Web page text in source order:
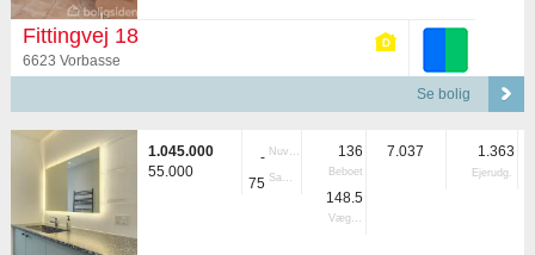
Fittingvej 18
6623 Vorbasse
Se bolig
1.045.000
55.000
- Nuvær.
75 Samlet
136
Beboet
148.5
Vægtet
7.037 1.363
Ejerudg.